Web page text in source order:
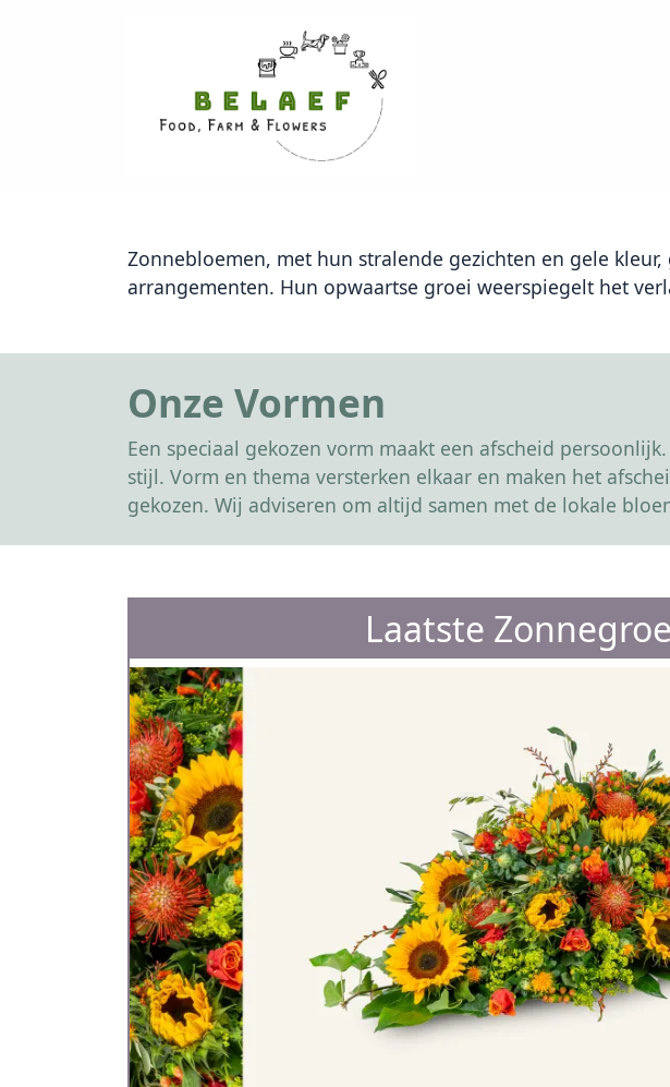
Zonnebloemen, met hun stralende gezichten en gele
arrangementen. Hun opwaartse groei weerspiegelt het
Onze Vormen
Een speciaal gekozen vorm maakt een afscheid
stijl. Vorm en thema versterken elkaar en maken het
gekozen. Wij adviseren om altijd samen met de lokale
Laatste